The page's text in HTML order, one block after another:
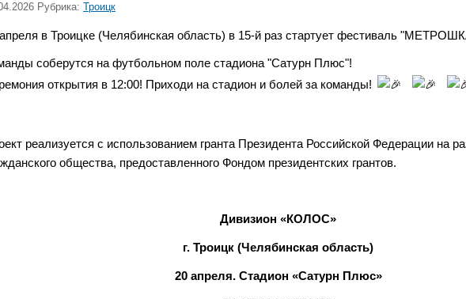
Рубрика: Троицк
в Троицке (Челябинская область) в 15-й раз стартует фестиваль
соберутся на футбольном поле стадиона "Сатурн Плюс"!
открытия в 12:00! Приходи на стадион и болей за команды!
реализуется с использованием гранта Президента Российской Федерации на
общества, предоставленного Фондом президентских грантов.
Дивизион «КОЛОС»
г. Троицк (Челябинская область)
20 апреля. Стадион «Сатурн Плюс»